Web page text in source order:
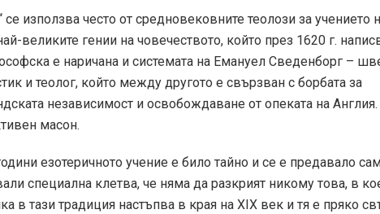
използва често от средновековните теолози за учението
великите гении на човечеството, който през 1620 г.
е наричана и системата на Емануел Сведенборг –
и теолог, който между другото е свързван с борбата за
независимост и освобождаване от опеката на Англия.
масон.
езотеричното учение е било тайно и се е предавало
специална клетва, че няма да разкрият никому това, в
в тази традиция настъпва в края на XIX век и тя е пряко